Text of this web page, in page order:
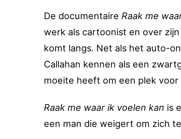
De documentaire Raak me
werk als cartoonist en over
komt langs. Net als het auto-
Callahan kennen als een
moeite heeft om een plek
Raak me waar ik voelen kan is
een man die weigert om zich